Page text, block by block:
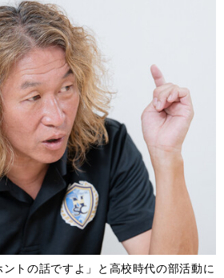
ントの話ですよ」と高校時代の部活動に